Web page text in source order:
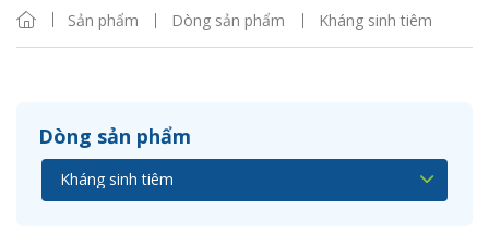
Sản phẩm Dòng sản phẩm Kháng sinh tiêm
Dòng sản phẩm